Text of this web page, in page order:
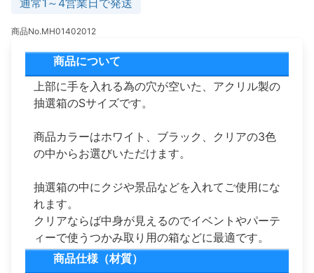
通常1～4営業日で発送
商品No.MH01402012
商品について
上部に手を入れる為の穴が空いた、アクリル製の
抽選箱のSサイズです。
商品カラーはホワイト、ブラック、クリアの3色
の中からお選びいただけます。
抽選箱の中にクジや景品などを入れてご使用にな
れます。
クリアならば中身が見えるのでイベントやパーテ
ィーで使うつかみ取り用の箱などに最適です。
商品仕様（材質）